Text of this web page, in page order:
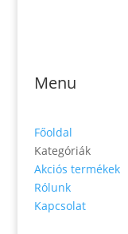
Menu
Főoldal
Kategóriák
Akciós termékek
Rólunk
Kapcsolat